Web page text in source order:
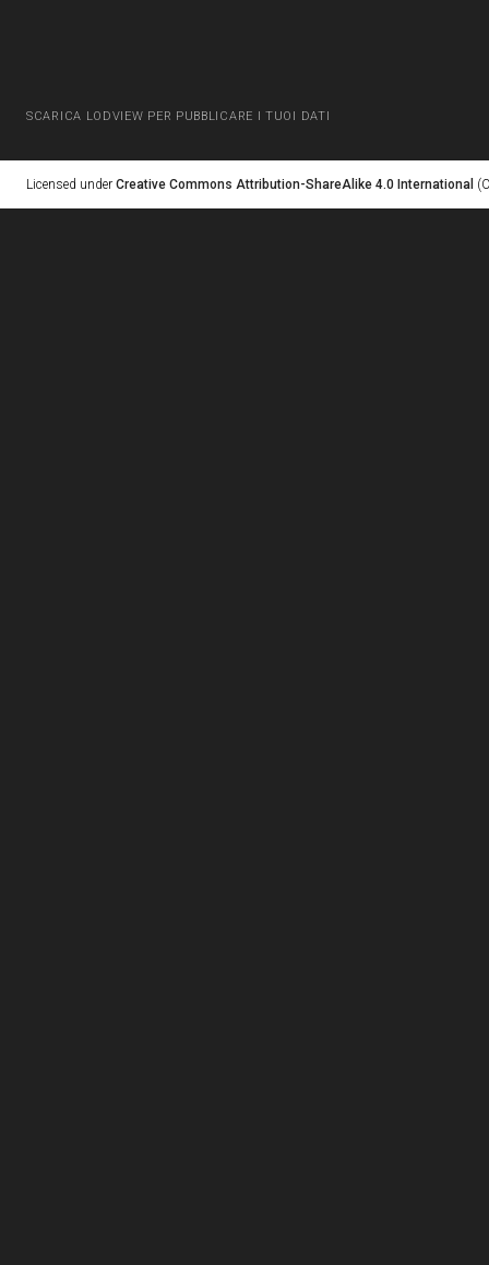
SCARICA LODVIEW PER PUBBLICARE I TUOI DATI
Licensed under Creative Commons Attribution-ShareAlike 4.0 International